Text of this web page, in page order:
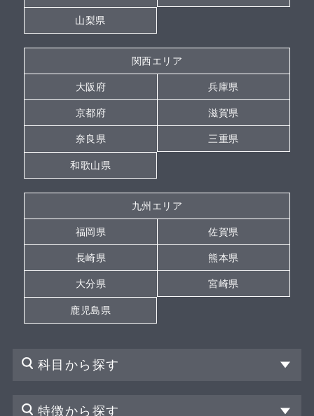
山梨県
関西エリア
大阪府 兵庫県
京都府 滋賀県
奈良県 三重県
和歌山県
九州エリア
福岡県 佐賀県
長崎県 熊本県
大分県 宮崎県
鹿児島県
科目から探す
特徴から探す